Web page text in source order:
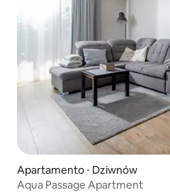
Apartamento ⋅ Dziwnów
Aqua Passage Apartment